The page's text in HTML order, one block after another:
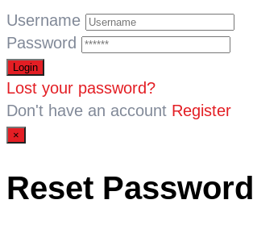
Username
Password
Lost your password?
Don't have an account Register
×
Reset Password